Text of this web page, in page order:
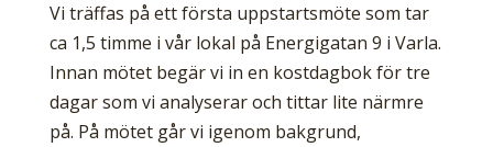
Vi träffas på ett första uppstartsmöte som tar
ca 1,5 timme i vår lokal på Energigatan 9 i Varla.
Innan mötet begär vi in en kostdagbok för tre
dagar som vi analyserar och tittar lite närmre
på. På mötet går vi igenom bakgrund,